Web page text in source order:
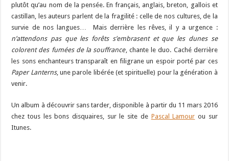
plutôt qu’au nom de la pensée. En français, anglais, breton, gallois et
castillan, les auteurs parlent de la fragilité : celle de nos cultures, de la
survie de nos langues… Mais derrière les rêves, il y a urgence :
n’attendons pas que les forêts s’embrasent et que les dunes se
colorent des fumées de la souffrance, chante le duo. Caché derrière
les sons enchanteurs transparaît en filigrane un espoir porté par ces
Paper Lanterns, une parole libérée (et spirituelle) pour la génération à
venir.
Un album à découvrir sans tarder, disponible à partir du 11 mars 2016
chez tous les bons disquaires, sur le site de Pascal Lamour ou sur
Itunes.